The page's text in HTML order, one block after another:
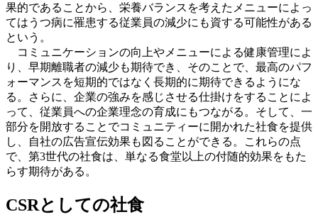
果的であることから、栄養バランスを考えたメニューによっ
てはうつ病に罹患する従業員の減少にも資する可能性がある
という。
コミュニケーションの向上やメニューによる健康管理によ
り、早期離職者の減少も期待でき、そのことで、最高のパフ
ォーマンスを短期的ではなく長期的に期待できるようにな
る。さらに、企業の強みを感じさせる仕掛けをすることによ
って、従業員への企業理念の育成にもつながる。そして、一
部分を開放することでコミュニティーに開かれた社食を提供
し、自社の広告宣伝効果も図ることができる。これらの点
で、第3世代の社食は、単なる食堂以上の付随的効果をもた
らす期待がある。
CSRとしての社食